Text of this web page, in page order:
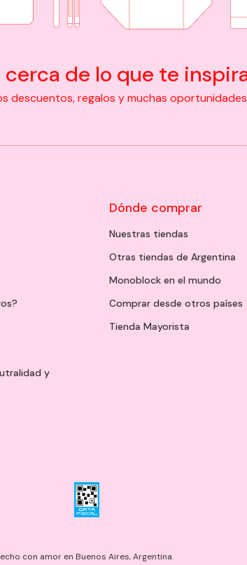
de lo que te
descuentos, regalos y muchas
y
Dónde comprar
Nuestras tiendas
Otras tiendas de Argentina
Monoblock en el mundo
Comprar desde otros países
Tienda Mayorista
con amor en Buenos Aires, Argentina.